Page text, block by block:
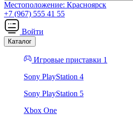
Местоположение: Красноярск
+7 (967) 555 41 55
Войти
Каталог
Игровые приставки 1
Sony PlayStation 4
Sony PlayStation 5
Xbox One